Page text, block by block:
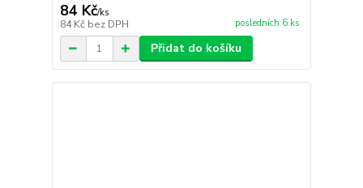
84 Kč/ks
84 Kč bez DPH posledních 6 ks
Přidat do košíku